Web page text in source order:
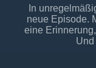
In
neue Episode.
eine
Und